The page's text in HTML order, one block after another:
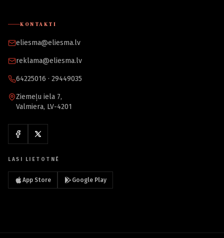
KONTAKTI
eliesma@eliesma.lv
reklama@eliesma.lv
64225016 · 29449035
Ziemeļu iela 7,
Valmiera, LV-4201
LASI LIETOTNĒ
App Store Google Play